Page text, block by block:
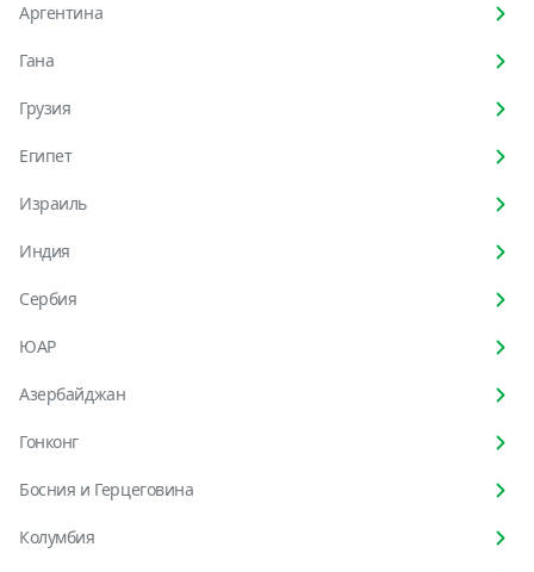
Аргентина
Гана
Грузия
Египет
Израиль
Индия
Сербия
ЮАР
Азербайджан
Гонконг
Босния и Герцеговина
Колумбия